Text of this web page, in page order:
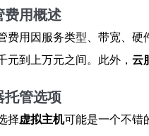
费用概述
费用因服务类型、带宽、硬
元到上万元之间。此外， 云
托管选项
择虚拟主机可能是一个不错